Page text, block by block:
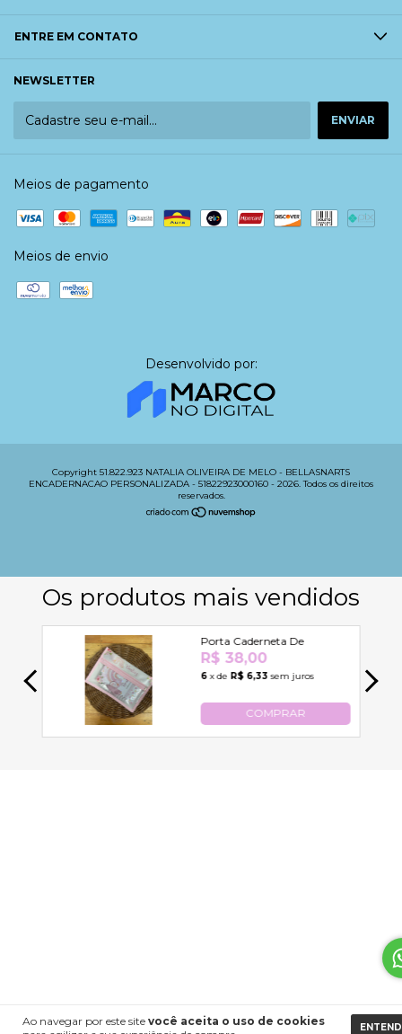
Ao navegar por este site você aceita o uso de cookies
ENTRE EM CONTATO
NEWSLETTER
Meios de pagamento
Meios de envio
Desenvolvido por:
Copyright 51.822.923 NATALIA OLIVEIRA DE MELO - BELLASNARTS
ENCADERNACAO PERSONALIZADA - 51822923000160 - 2026. Todos os direitos
reservados.